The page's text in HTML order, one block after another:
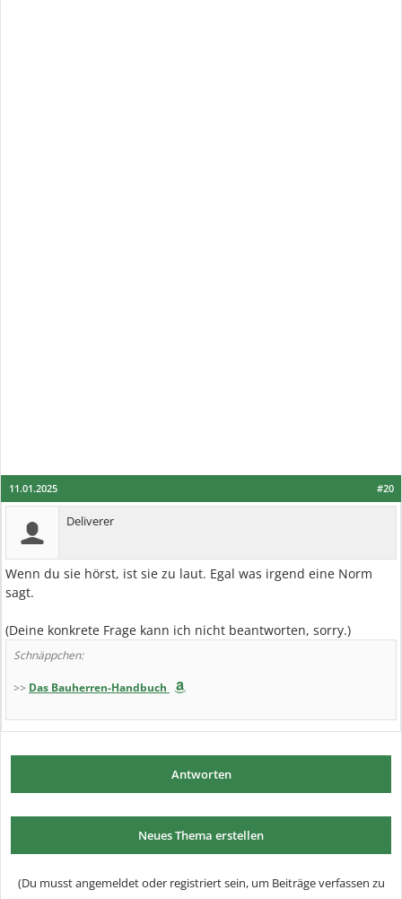
#20
11.01.2025
Deliverer
Wenn du sie hörst, ist sie zu laut. Egal was irgend eine Norm
sagt.
(Deine konkrete Frage kann ich nicht beantworten, sorry.)
Schnäppchen:
>> Das Bauherren-Handbuch
Antworten
Neues Thema erstellen
(Du musst angemeldet oder registriert sein, um Beiträge verfassen zu